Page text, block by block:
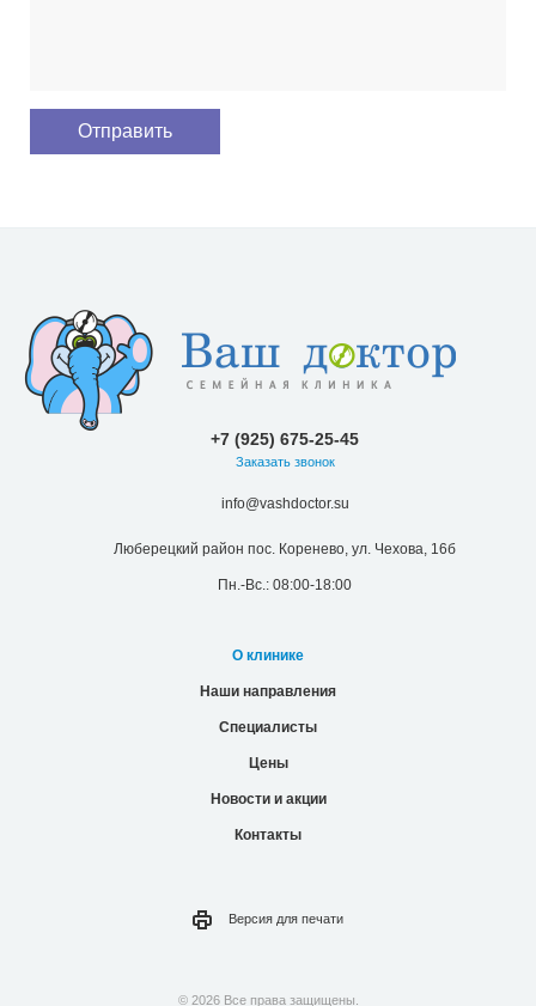
+7 (925) 675-25-45
Заказать звонок
info@vashdoctor.su
Люберецкий район пос. Коренево, ул. Чехова, 16б
Пн.-Вс.: 08:00-18:00
О клинике
Наши направления
Специалисты
Цены
Новости и акции
Контакты
Версия для печати
© 2026 Все права защищены.